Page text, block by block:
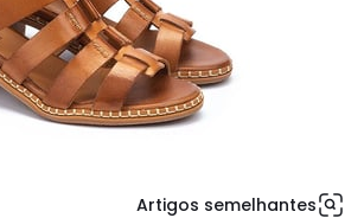
Artigos semelhantes